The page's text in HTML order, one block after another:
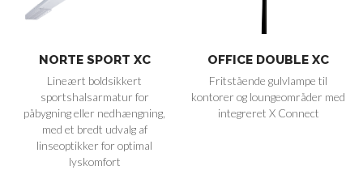
NORTE SPORT XC
Lineært boldsikkert
sportshalsarmatur for
påbygning eller nedhængning,
med et bredt udvalg af
linseoptikker for optimal
lyskomfort
OFFICE DOUBLE XC
Fritstående gulvlampe til
kontorer og loungeområder med
integreret X Connect